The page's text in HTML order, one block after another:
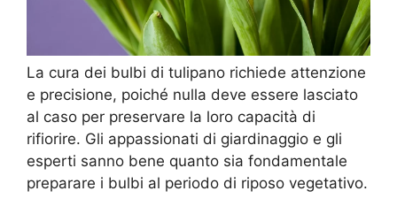
La cura dei bulbi di tulipano richiede attenzione
e precisione, poiché nulla deve essere lasciato
al caso per preservare la loro capacità di
rifiorire. Gli appassionati di giardinaggio e gli
esperti sanno bene quanto sia fondamentale
preparare i bulbi al periodo di riposo vegetativo.